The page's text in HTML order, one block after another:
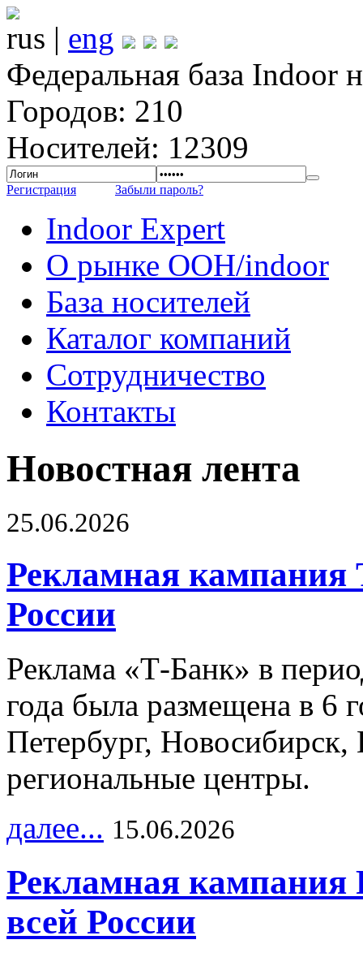
rus | eng
Федеральная база Indoor
Городов: 210
Носителей: 12309
Регистрация Забыли пароль?
Indoor Expert
О рынке OOH/indoor
База носителей
Каталог компаний
Сотрудничество
Контакты
Новостная лента
25.06.2026
Рекламная кампания
России
Реклама «Т-Банк» в
года была размещена в 6
Петербург,
региональные центры.
далее... 15.06.2026
Рекламная
всей России